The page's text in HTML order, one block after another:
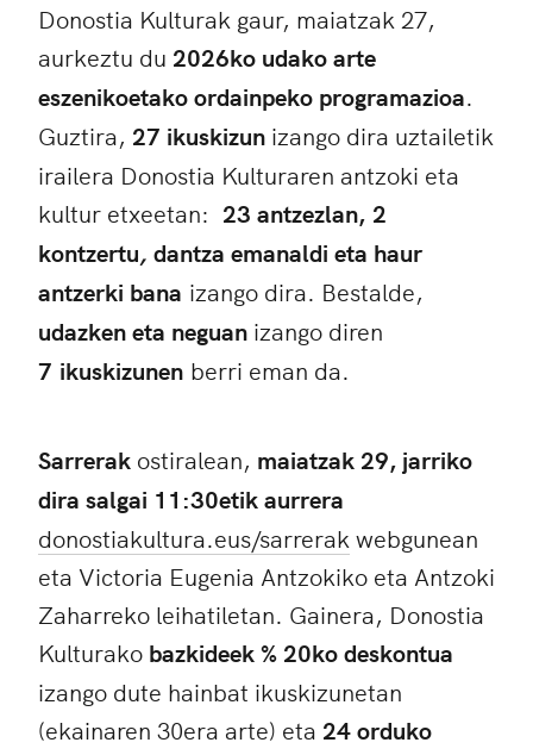
Donostia Kulturak gaur, maiatzak 27,
aurkeztu du 2026ko udako arte
eszenikoetako ordainpeko programazioa.
Guztira, 27 ikuskizun izango dira uztailetik
irailera Donostia Kulturaren antzoki eta
kultur etxeetan: 23 antzezlan, 2
kontzertu, dantza emanaldi eta haur
antzerki bana izango dira. Bestalde,
udazken eta neguan izango diren
7 ikuskizunen berri eman da.
Sarrerak ostiralean, maiatzak 29, jarriko
dira salgai 11:30etik aurrera
donostiakultura.eus/sarrerak webgunean
eta Victoria Eugenia Antzokiko eta Antzoki
Zaharreko leihatiletan. Gainera, Donostia
Kulturako bazkideek % 20ko deskontua
izango dute hainbat ikuskizunetan
(ekainaren 30era arte) eta 24 orduko